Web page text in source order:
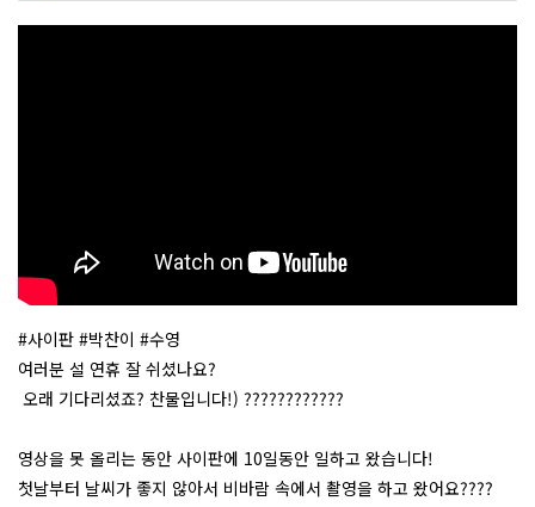
#사이판 #박찬이 #수영
여러분 설 연휴 잘 쉬셨나요?
오래 기다리셨죠? 찬물입니다!) ????????????
영상을 못 올리는 동안 사이판에 10일동안 일하고 왔습니다!
첫날부터 날씨가 좋지 않아서 비바람 속에서 촬영을 하고 왔어요????